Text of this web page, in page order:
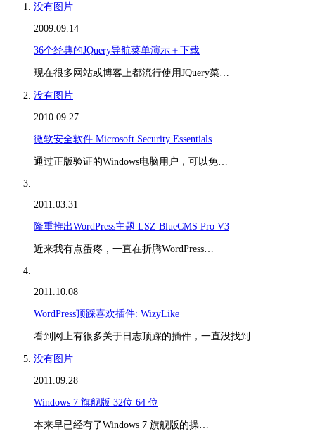
没有图片
2009.09.14
36个经典的JQuery导航菜单演示＋下载
现在很多网站或博客上都流行使用JQuery菜…
没有图片
2010.09.27
微软安全软件 Microsoft Security Essentials
通过正版验证的Windows电脑用户，可以免…
2011.03.31
隆重推出WordPress主题 LSZ BlueCMS Pro V3
近来我有点蛋疼，一直在折腾WordPress…
2011.10.08
WordPress顶踩喜欢插件: WizyLike
看到网上有很多关于日志顶踩的插件，一直没找到…
没有图片
2011.09.28
Windows 7 旗舰版 32位 64 位
本来早已经有了Windows 7 旗舰版的操…